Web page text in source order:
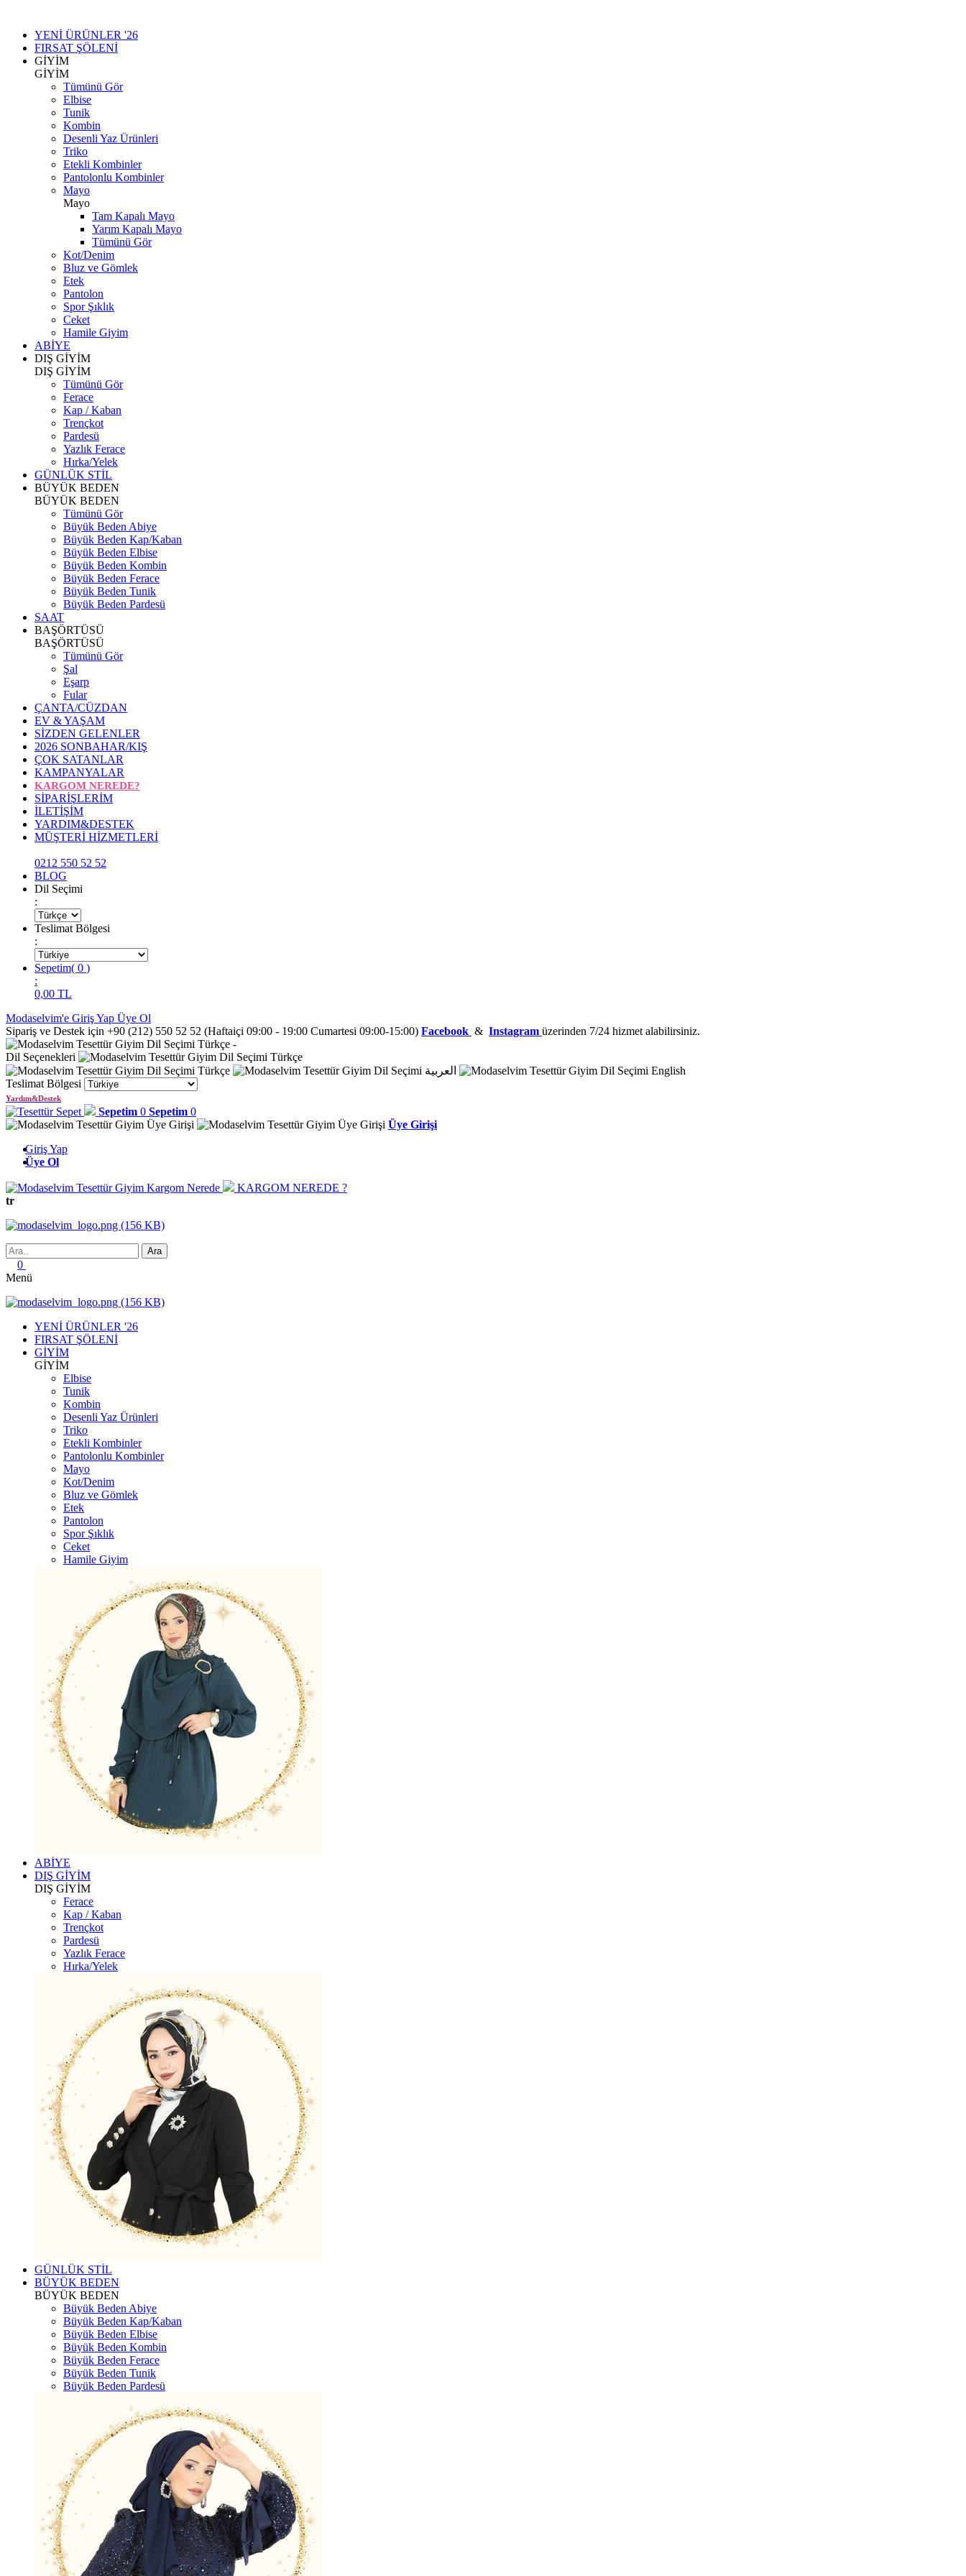
YENİ ÜRÜNLER '26
FIRSAT ŞÖLENİ
GİYİM
GİYİM
Tümünü Gör
Elbise
Tunik
Kombin
Desenli Yaz Ürünleri
Triko
Etekli Kombinler
Pantolonlu Kombinler
Mayo
Mayo
Tam Kapalı Mayo
Yarım Kapalı Mayo
Tümünü Gör
Kot/Denim
Bluz ve Gömlek
Etek
Pantolon
Spor Şıklık
Ceket
Hamile Giyim
ABİYE
DIŞ GİYİM
DIŞ GİYİM
Tümünü Gör
Ferace
Kap / Kaban
Trençkot
Pardesü
Yazlık Ferace
Hırka/Yelek
GÜNLÜK STİL
BÜYÜK BEDEN
BÜYÜK BEDEN
Tümünü Gör
Büyük Beden Abiye
Büyük Beden Kap/Kaban
Büyük Beden Elbise
Büyük Beden Kombin
Büyük Beden Ferace
Büyük Beden Tunik
Büyük Beden Pardesü
SAAT
BAŞÖRTÜSÜ
BAŞÖRTÜSÜ
Tümünü Gör
Şal
Eşarp
Fular
ÇANTA/CÜZDAN
EV & YAŞAM
SİZDEN GELENLER
2026 SONBAHAR/KIŞ
ÇOK SATANLAR
KAMPANYALAR
KARGOM NEREDE?
SİPARİŞLERİM
İLETİŞİM
YARDIM&DESTEK
MÜŞTERİ HİZMETLERİ
0212 550 52 52
BLOG
Dil Seçimi
:
Teslimat Bölgesi
:
Sepetim( 0 )
:
0,00 TL
Modaselvim'e Giriş Yap Üye Ol
Sipariş ve Destek için +90 (212) 550 52 52 (Haftaiçi 09:00 - 19:00 Cumartesi 09:00-15:00) Facebook & Instagram üzerinden 7/24 hizmet alabilirsiniz.
Türkçe -
Dil Seçenekleri
Türkçe
Türkçe
English
Teslimat Bölgesi
Yardım&Destek
Sepetim 0 Sepetim 0
Üye Girişi
Giriş Yap
Üye Ol
KARGOM NEREDE ?
tr
0
Menü
YENİ ÜRÜNLER '26
FIRSAT ŞÖLENİ
GİYİM
GİYİM
Elbise
Tunik
Kombin
Desenli Yaz Ürünleri
Triko
Etekli Kombinler
Pantolonlu Kombinler
Mayo
Kot/Denim
Bluz ve Gömlek
Etek
Pantolon
Spor Şıklık
Ceket
Hamile Giyim
ABİYE
DIŞ GİYİM
DIŞ GİYİM
Ferace
Kap / Kaban
Trençkot
Pardesü
Yazlık Ferace
Hırka/Yelek
GÜNLÜK STİL
BÜYÜK BEDEN
BÜYÜK BEDEN
Büyük Beden Abiye
Büyük Beden Kap/Kaban
Büyük Beden Elbise
Büyük Beden Kombin
Büyük Beden Ferace
Büyük Beden Tunik
Büyük Beden Pardesü